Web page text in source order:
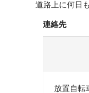
道路上に何日
連絡先
放置自転